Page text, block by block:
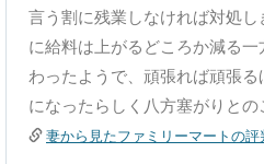
言う割に残業しなければ対処
に給料は上がるどころか減る
わったようで、頑張れば頑張
になったらしく八方塞がりとの
妻から見たファミリーマートの評